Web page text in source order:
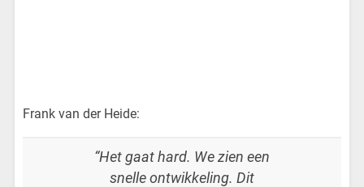
Frank van der Heide:
“Het gaat hard. We zien een
snelle ontwikkeling. Dit